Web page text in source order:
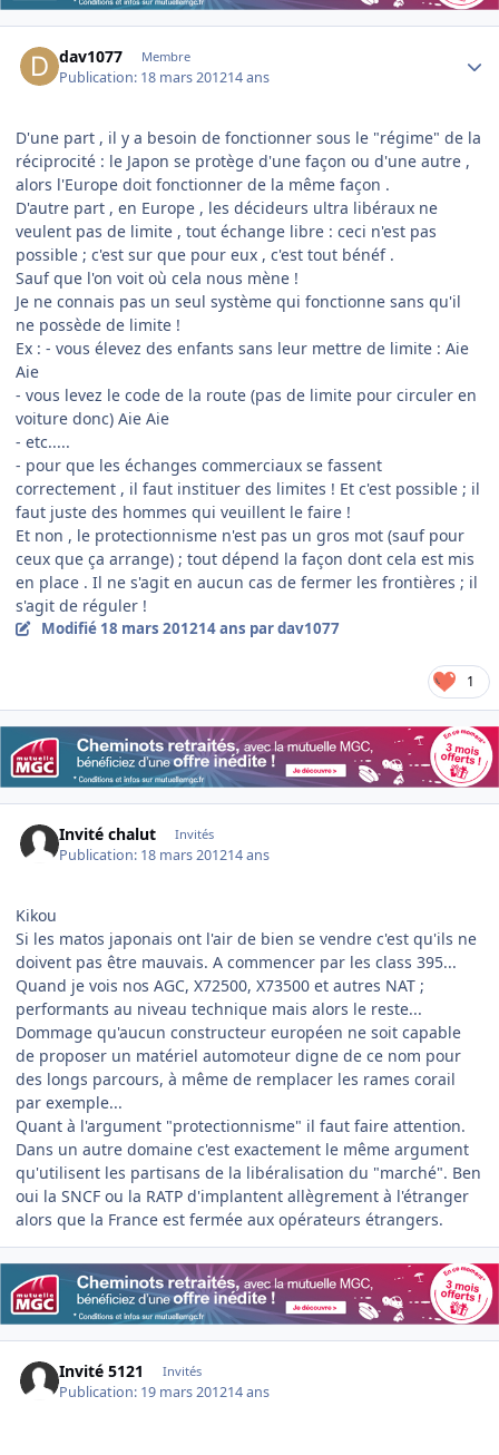
dav1077 Membre
Publication: 18 mars 201214 ans
D'une part , il y a besoin de fonctionner sous le "régime" de la
réciprocité : le Japon se protège d'une façon ou d'une autre ,
alors l'Europe doit fonctionner de la même façon .
D'autre part , en Europe , les décideurs ultra libéraux ne
veulent pas de limite , tout échange libre : ceci n'est pas
possible ; c'est sur que pour eux , c'est tout bénéf .
Sauf que l'on voit où cela nous mène !
Je ne connais pas un seul système qui fonctionne sans qu'il
ne possède de limite !
Ex : - vous élevez des enfants sans leur mettre de limite : Aie
Aie
- vous levez le code de la route (pas de limite pour circuler en
voiture donc) Aie Aie
- etc.....
- pour que les échanges commerciaux se fassent
correctement , il faut instituer des limites ! Et c'est possible ; il
faut juste des hommes qui veuillent le faire !
Et non , le protectionnisme n'est pas un gros mot (sauf pour
ceux que ça arrange) ; tout dépend la façon dont cela est mis
en place . Il ne s'agit en aucun cas de fermer les frontières ; il
s'agit de réguler !
Modifié 18 mars 201214 ans par dav1077
1
Invité chalut Invités
Publication: 18 mars 201214 ans
Kikou
Si les matos japonais ont l'air de bien se vendre c'est qu'ils ne
doivent pas être mauvais. A commencer par les class 395...
Quand je vois nos AGC, X72500, X73500 et autres NAT ;
performants au niveau technique mais alors le reste...
Dommage qu'aucun constructeur européen ne soit capable
de proposer un matériel automoteur digne de ce nom pour
des longs parcours, à même de remplacer les rames corail
par exemple...
Quant à l'argument "protectionnisme" il faut faire attention.
Dans un autre domaine c'est exactement le même argument
qu'utilisent les partisans de la libéralisation du "marché". Ben
oui la SNCF ou la RATP d'implantent allègrement à l'étranger
alors que la France est fermée aux opérateurs étrangers.
Invité 5121 Invités
Publication: 19 mars 201214 ans